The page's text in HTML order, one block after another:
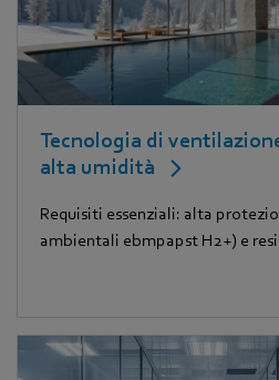
Tecnologia di
alta umidità
Requisiti essenziali: alta
ambientali ebmpapst H2+) e